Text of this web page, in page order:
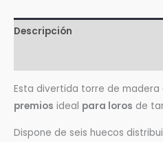
Descripción
Esta divertida torre de madera
premios ideal para loros de
Dispone de seis huecos